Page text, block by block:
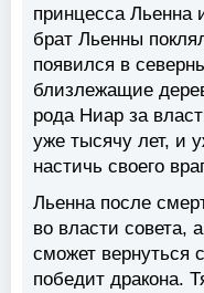
принцесса Льенна
брат Льенны
появился в
близлежащие
рода Ниар за
уже тысячу лет, и
настичь своего
Льенна после
во власти совета,
сможет вернуться
победит дракона.